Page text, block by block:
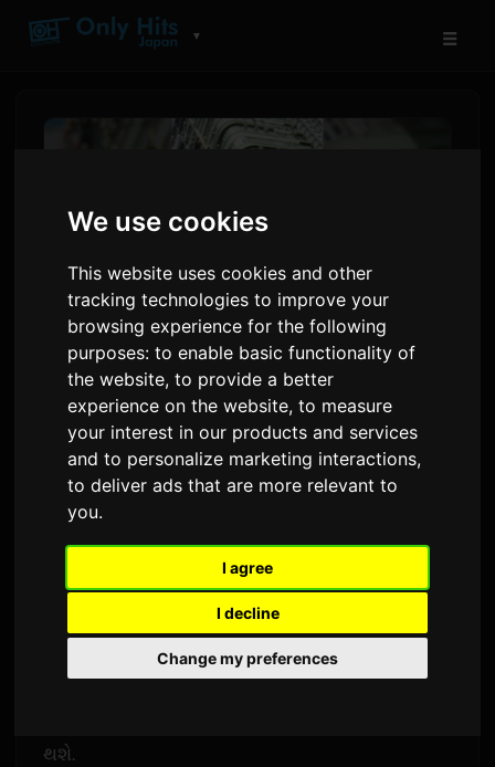
We use cookies
This website uses cookies and other
tracking technologies to improve your
browsing experience for the following
purposes:to enable basic functionality of
the website,to provide a better
experience on the website,to measure
your interest in our products and services
and to personalize marketing interactions,
to deliver ads that are more relevant to
you.
I agree
I decline
Change my preferences
▼ ☰
adieu's 'Wanna me' to End
Ascendance of a
Bookworm's Second Cour
દ્વારાSam
adieu નું નવું ગીત "Wanna me" ટીવી એનિમે
"Ascendance of a Bookworm: The Adopted
થશે.